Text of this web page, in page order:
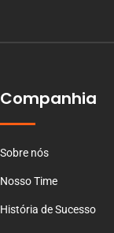
Companhia
Sobre nós
Nosso Time
História de Sucesso